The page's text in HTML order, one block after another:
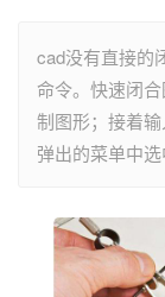
cad没有直接的
命令。快速闭
制图形；接着
弹出的菜单中